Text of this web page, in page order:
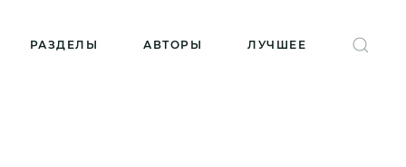
РАЗДЕЛЫ АВТОРЫ ЛУЧШЕЕ